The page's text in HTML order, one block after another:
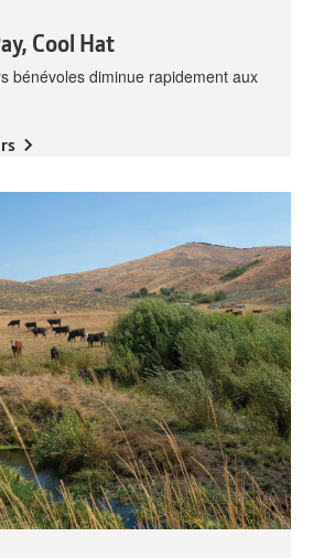
Cool Hat
bénévoles diminue rapidement aux